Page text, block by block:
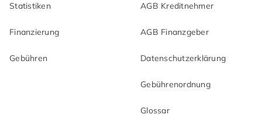
Statistiken
Finanzierung
Gebühren
AGB Kreditnehmer
AGB Finanzgeber
Datenschutzerklärung
Gebührenordnung
Glossar